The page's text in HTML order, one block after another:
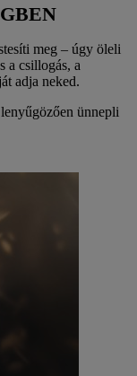
meg – úgy öleli
a csillogás, a
adja neked.
ünnepli